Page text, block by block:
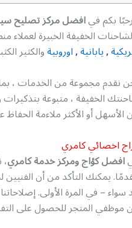
بكم فيافضل مركز تصليح
الخفيفة الخبيرة
,يابانية,اوروبيةوالكثير
نقدم مجموعة من الخدمات ،
الخفيفة ، متبوعة
الأسهل أو الأكثر ملاءمة
اخصائي كامري
افضل كؤاج ومركز خدمة كامري
يمكنك التأكد من أن
سواء – في المرة الأولى.
موظفي المتجر للحصول على